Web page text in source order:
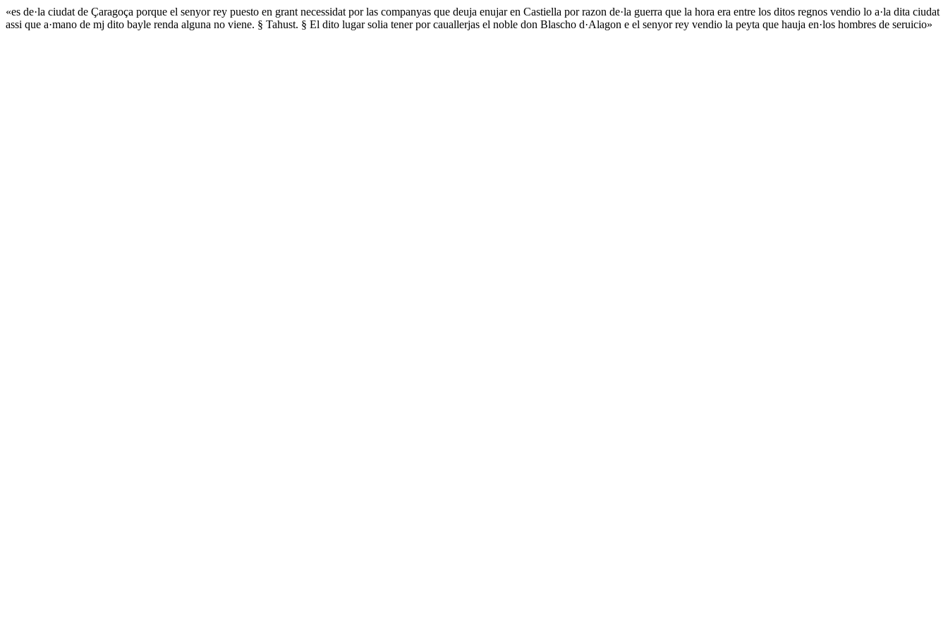
«es de·la ciudat de Çaragoça porque el senyor rey puesto en grant necessidat por las companyas que deuja enujar en Castiella por razon de·la guerra que la hora era entre los ditos regnos vendio lo a·la dita ciudat
assi que a·mano de mj dito bayle renda alguna no viene. § Tahust. § El dito lugar solia tener por cauallerjas el noble don Blascho d·Alagon e el senyor rey vendio la peyta que hauja en·los hombres de seruicio»